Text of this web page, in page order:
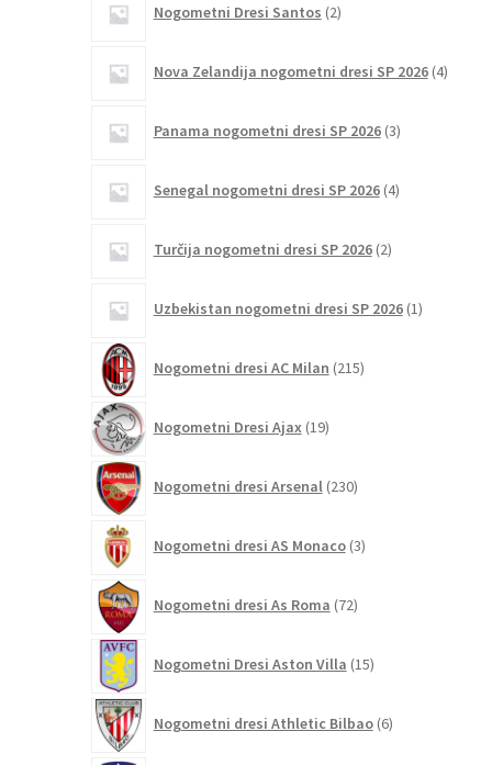
Nogometni Dresi Santos 2izdelka
Nova Zelandija nogometni dresi SP 2026 4izdelki
Panama nogometni dresi SP 2026 3izdelki
Senegal nogometni dresi SP 2026 4izdelki
Turčija nogometni dresi SP 2026 2izdelka
Uzbekistan nogometni dresi SP 2026 1izdelek
Nogometni dresi AC Milan 215izdelkov
Nogometni Dresi Ajax 19izdelkov
Nogometni dresi Arsenal 230izdelkov
Nogometni dresi AS Monaco 3izdelki
Nogometni dresi As Roma 72izdelkov
Nogometni Dresi Aston Villa 15izdelkov
Nogometni dresi Athletic Bilbao 6izdelkov